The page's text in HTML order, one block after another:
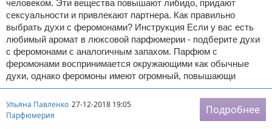
человеком. Эти вещества повышают либидо, придают
сексуальности и привлекают партнера. Как правильно
выбрать духи с феромонами? Инструкция Если у вас есть
любимый аромат в люксовой парфюмерии - подберите духи
с феромонами с аналогичным запахом. Парфюм с
феромонами воспринимается окружающими как обычные
духи, однако феромоны имеют огромный, повышающи
Ульяна Павленко 27-12-2018 19:05
Парфюмерия
Подробнее